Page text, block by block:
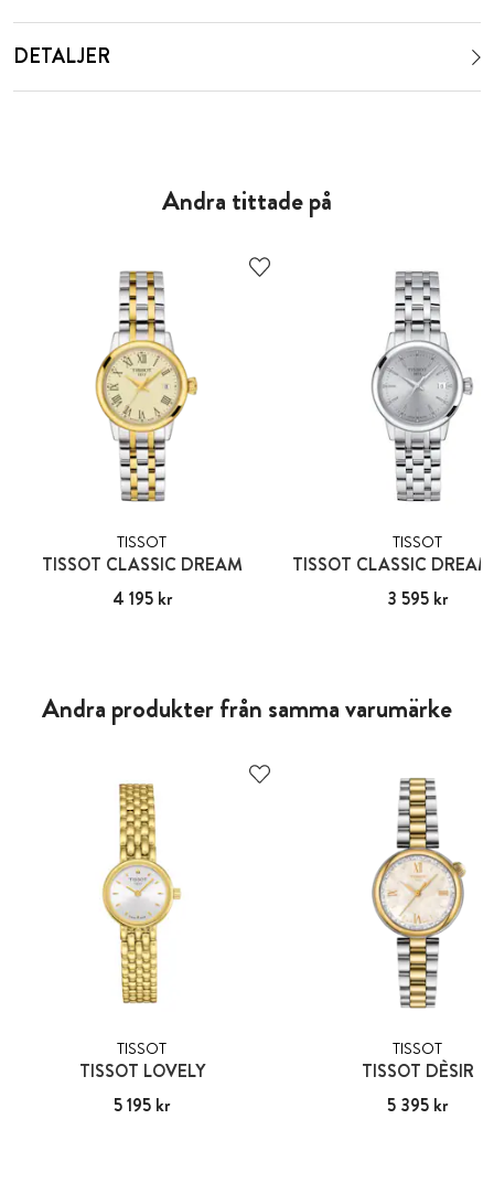
DETALJER
Andra tittade på
TISSOT
TISSOT CLASSIC DREAM
Pris:4 195 kr
4 195 kr
TISSOT
TISSOT CLASSIC
Pris :3 595 kr
3 595 kr
Andra produkter från samma varumärke
TISSOT
TISSOT LOVELY
Pris:5 195 kr
5 195 kr
TISSOT
TISSOT DÈSIR
Pris :5 395 kr
5 395 kr